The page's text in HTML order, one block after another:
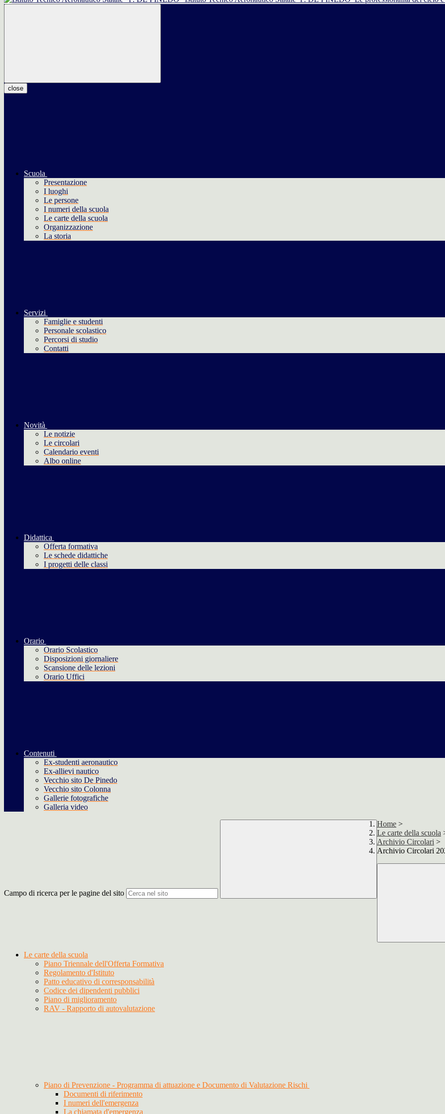
close
Scuola
Presentazione
I luoghi
Le persone
I numeri della scuola
Le carte della scuola
Organizzazione
La storia
Servizi
Famiglie e studenti
Personale scolastico
Percorsi di studio
Contatti
Novità
Le notizie
Le circolari
Calendario eventi
Albo online
Didattica
Offerta formativa
Le schede didattiche
I progetti delle classi
Orario
Orario Scolastico
Disposizioni giornaliere
Scansione delle lezioni
Orario Uffici
Contenuti
Ex-studenti aeronautico
Ex-allievi nautico
Vecchio sito De Pinedo
Vecchio sito Colonna
Gallerie fotografiche
Galleria video
Campo di ricerca per le pagine del sito
Home >
Le carte della scuola
Archivio Circolari >
Archivio Circolari
Le carte della scuola
Piano Triennale dell'Offerta Formativa
Regolamento d'Istituto
Patto educativo di corresponsabilità
Codice dei dipendenti pubblici
Piano di miglioramento
RAV - Rapporto di autovalutazione
Piano di Prevenzione - Programma di attuazione e Documento di Valutazione Rischi
Documenti di riferimento
I numeri dell'emergenza
La chiamata d'emergenza